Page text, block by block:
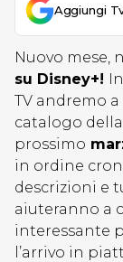
Aggiungi
Nuovo mese,
su Disney+!
TV andremo
catalogo
prossimo
in ordine
descrizioni e
aiuteranno a
interessante
l’arrivo in